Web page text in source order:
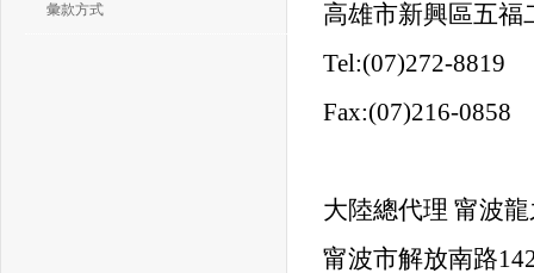
彙款方式
高雄市新興區五
Tel:(07)272-8819
Fax:(07)216-0858
大陸總代理 甯波
甯波市解放南路